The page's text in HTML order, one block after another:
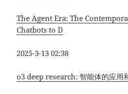
The Agent Era: The
Chatbots to D
2025-3-13 02:38
o3 deep research: 智能体的应用